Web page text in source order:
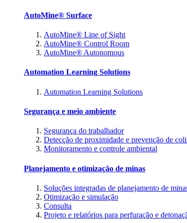
AutoMine® Surface
AutoMine® Line of Sight
AutoMine® Control Room
AutoMine® Autonomous
Automation Learning Solutions
Automation Learning Solutions
Segurança e meio ambiente
Segurança do trabalhador
Detecção de proximidade e prevenção de
Monitoramento e controle ambiental
Planejamento e otimização de minas
Soluções integradas de planejamento de
Otimização e simulação
Consulta
Projeto e relatórios para perfuração e